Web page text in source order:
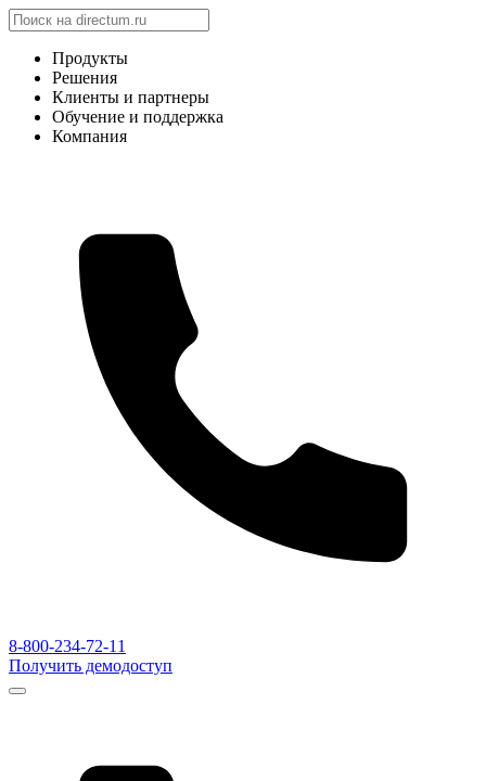
Продукты
Решения
Клиенты и партнеры
Обучение и поддержка
Компания
8-800-234-72-11
Получить демодоступ